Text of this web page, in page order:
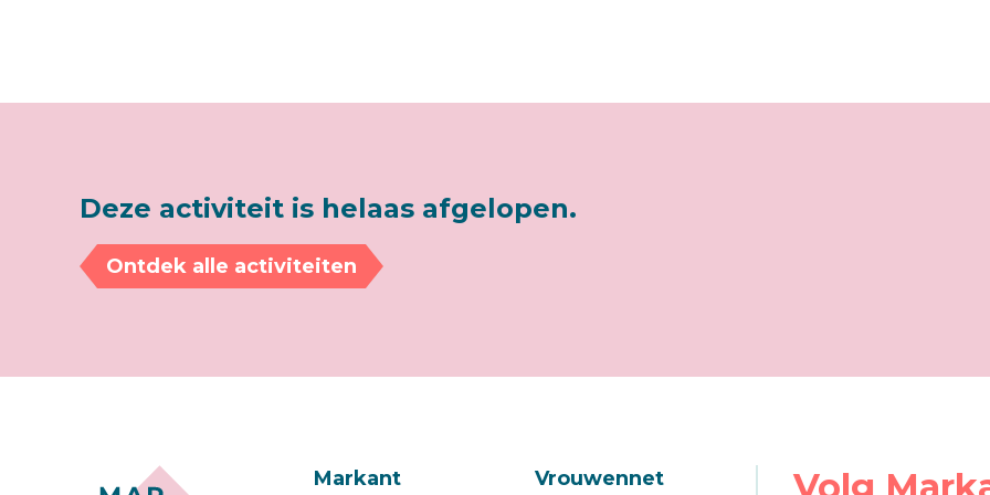
Deze activiteit is helaas afgelopen.
Ontdek alle activiteiten
Markant Vrouwennet